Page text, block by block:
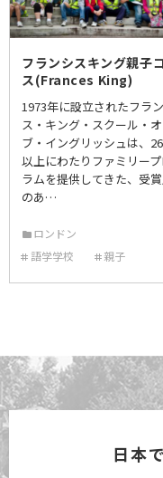
フランシスキング親子
ス(Frances King)
1973年に設立されたフラ
ス・キング・スクール・オ
ブ・イングリッシュは、
以上にわたりファミリー
ラムを提供してきた、受
のあ…
ロンドン
語学学校
親子
日本